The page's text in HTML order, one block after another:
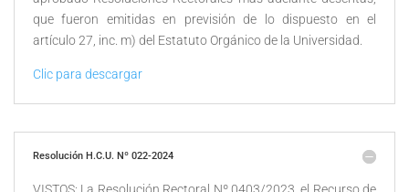
que fueron emitidas en previsión de lo dispuesto en el
artículo 27, inc. m) del Estatuto Orgánico de la Universidad.
Clic para descargar
Resolución H.C.U. Nº 022-2024